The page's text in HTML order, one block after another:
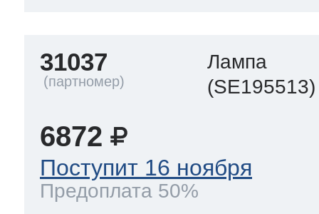
31037
Лампа
(SE195513)
6872
Поступит 16 ноября
Предоплата 50%